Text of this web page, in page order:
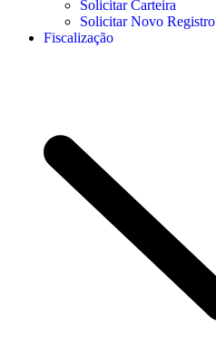
Solicitar Carteira
Solicitar Novo Registro
Fiscalização